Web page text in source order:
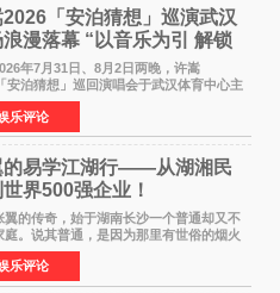
「安泊猜想」巡演武汉
漫落幕 “以音乐为引 解锁
记忆”
年7月31日、8月2日两晚，许嵩
安泊猜想」巡回演唱会于武汉体育中心主
盛大开唱。许嵩与数万歌迷在此相聚，从
意的舞台设计到充满诚意与惊喜的现场互
同开启了一场关于
乐评论
的易学江湖行——从湖湘民
界500强企业！
传奇，始于湖南长沙一个普通却又不
庭。说其普通，是因为那里有世俗的烟火
其不凡，是因为家中有一位洞悉天地玄机
——他的爷爷。作为当地的风水师，爷爷
走进易学
乐评论